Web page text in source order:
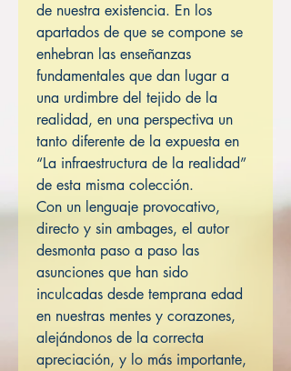
de nuestra existencia. En los
apartados de que se compone se
enhebran las enseñanzas
fundamentales que dan lugar a
una urdimbre del tejido de la
realidad, en una perspectiva un
tanto diferente de la expuesta en
“La infraestructura de la realidad”
de esta misma colección.
Con un lenguaje provocativo,
directo y sin ambages, el autor
desmonta paso a paso las
asunciones que han sido
inculcadas desde temprana edad
en nuestras mentes y corazones,
alejándonos de la correcta
apreciación, y lo más importante,